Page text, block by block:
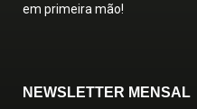
em primeira mão!
NEWSLETTER MENSAL